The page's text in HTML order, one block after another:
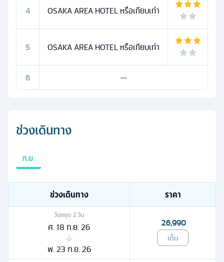
4 OSAKA AREA HOTEL หรือเทียบเท่า
5 OSAKA AREA HOTEL หรือเทียบเท่า
6 —
ช่วงเดินทาง
ก.ย.
ช่วงเดินทาง ราคา
วันหยุด 2วัน
ศ. 18 ก.ย. 26
พ. 23 ก.ย. 26
26,990
เต็ม